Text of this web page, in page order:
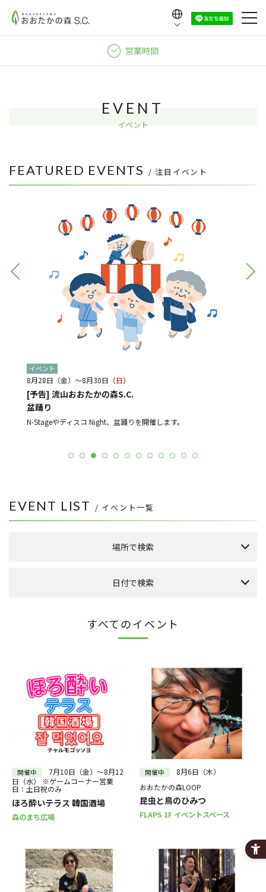
営業時間
EVENT
イベント
FEATURED EVENTS / 注目イベント
イベント
8月28日（金）～8月30日（日）
[予告] 流山おおたかの森S.C.
盆踊り
N-Stageやディスコ Night、盆踊りを開催します。
EVENT LIST / イベント一覧
場所で検索
本館 1F ウエストプラザ （タカシマヤフードメゾン側吹き抜け）
その他
日付で検索
2026年 8月
2
3 4 6 7
8
9
10 11 13 14
15
16
17 20 21
22
23
24 27 28
29
30
31
絞り込む
すべてのイベント
開催中
7月10日（金）～8月12
日（水） ※ゲームコーナー営業
日：土日祝のみ
ほろ酔いテラス 韓国酒場
森のまち広場
開催中
8月6日（木）
おおたかの森LOOP
昆虫と鳥のひみつ
FLAPS 1F イベントスペース